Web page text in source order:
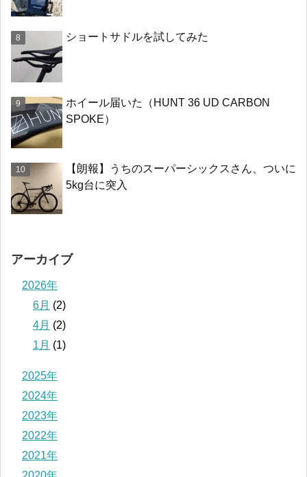
ショートサドルを試してみた
ホイール届いた（HUNT 36 UD CARBON
SPOKE）
【朗報】うちのスーパーシックスさん、ついに
5kg台に突入
アーカイブ
2026年
6月 (2)
4月 (2)
1月 (1)
2025年
2024年
2023年
2022年
2021年